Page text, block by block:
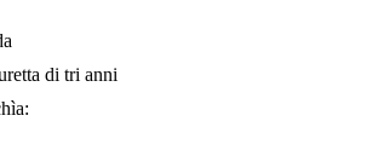
di tri anni